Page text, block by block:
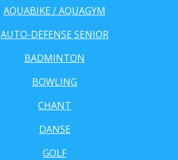
AQUABIKE / AQUAGYM
AUTO-DEFENSE SENIOR
BADMINTON
BOWLING
CHANT
DANSE
GOLF